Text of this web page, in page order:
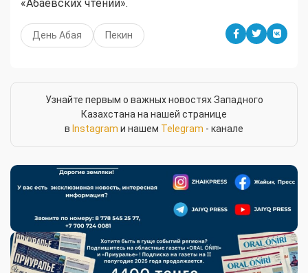
«Абаевских чтений».
День Абая Пекин
Узнайте первым о важных новостях Западного
Казахстана на нашей странице
в Instagram и нашем Telegram - канале